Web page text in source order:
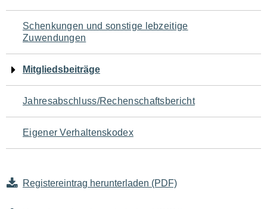
Schenkungen und sonstige lebzeitige
Zuwendungen
Mitgliedsbeiträge
Jahresabschluss/Rechenschaftsbericht
Eigener Verhaltenskodex
Registereintrag herunterladen (PDF)